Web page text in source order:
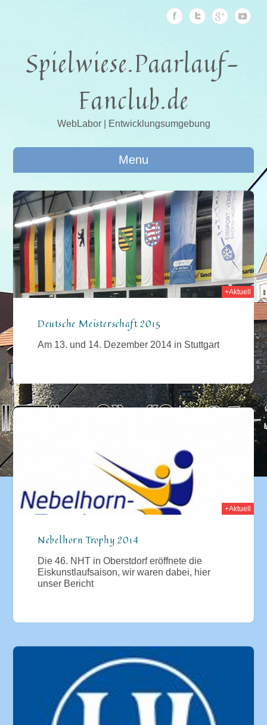
Spielwiese.Paarlauf-
Fanclub.de
WebLabor | Entwicklungsumgebung
Menu
+Aktuell
Deutsche Meisterschaft 2015
Am 13. und 14. Dezember 2014 in Stuttgart
+Aktuell
Nebelhorn Trophy 2014
Die 46. NHT in Oberstdorf eröffnete die
Eiskunstlaufsaison, wir waren dabei, hier
unser Bericht